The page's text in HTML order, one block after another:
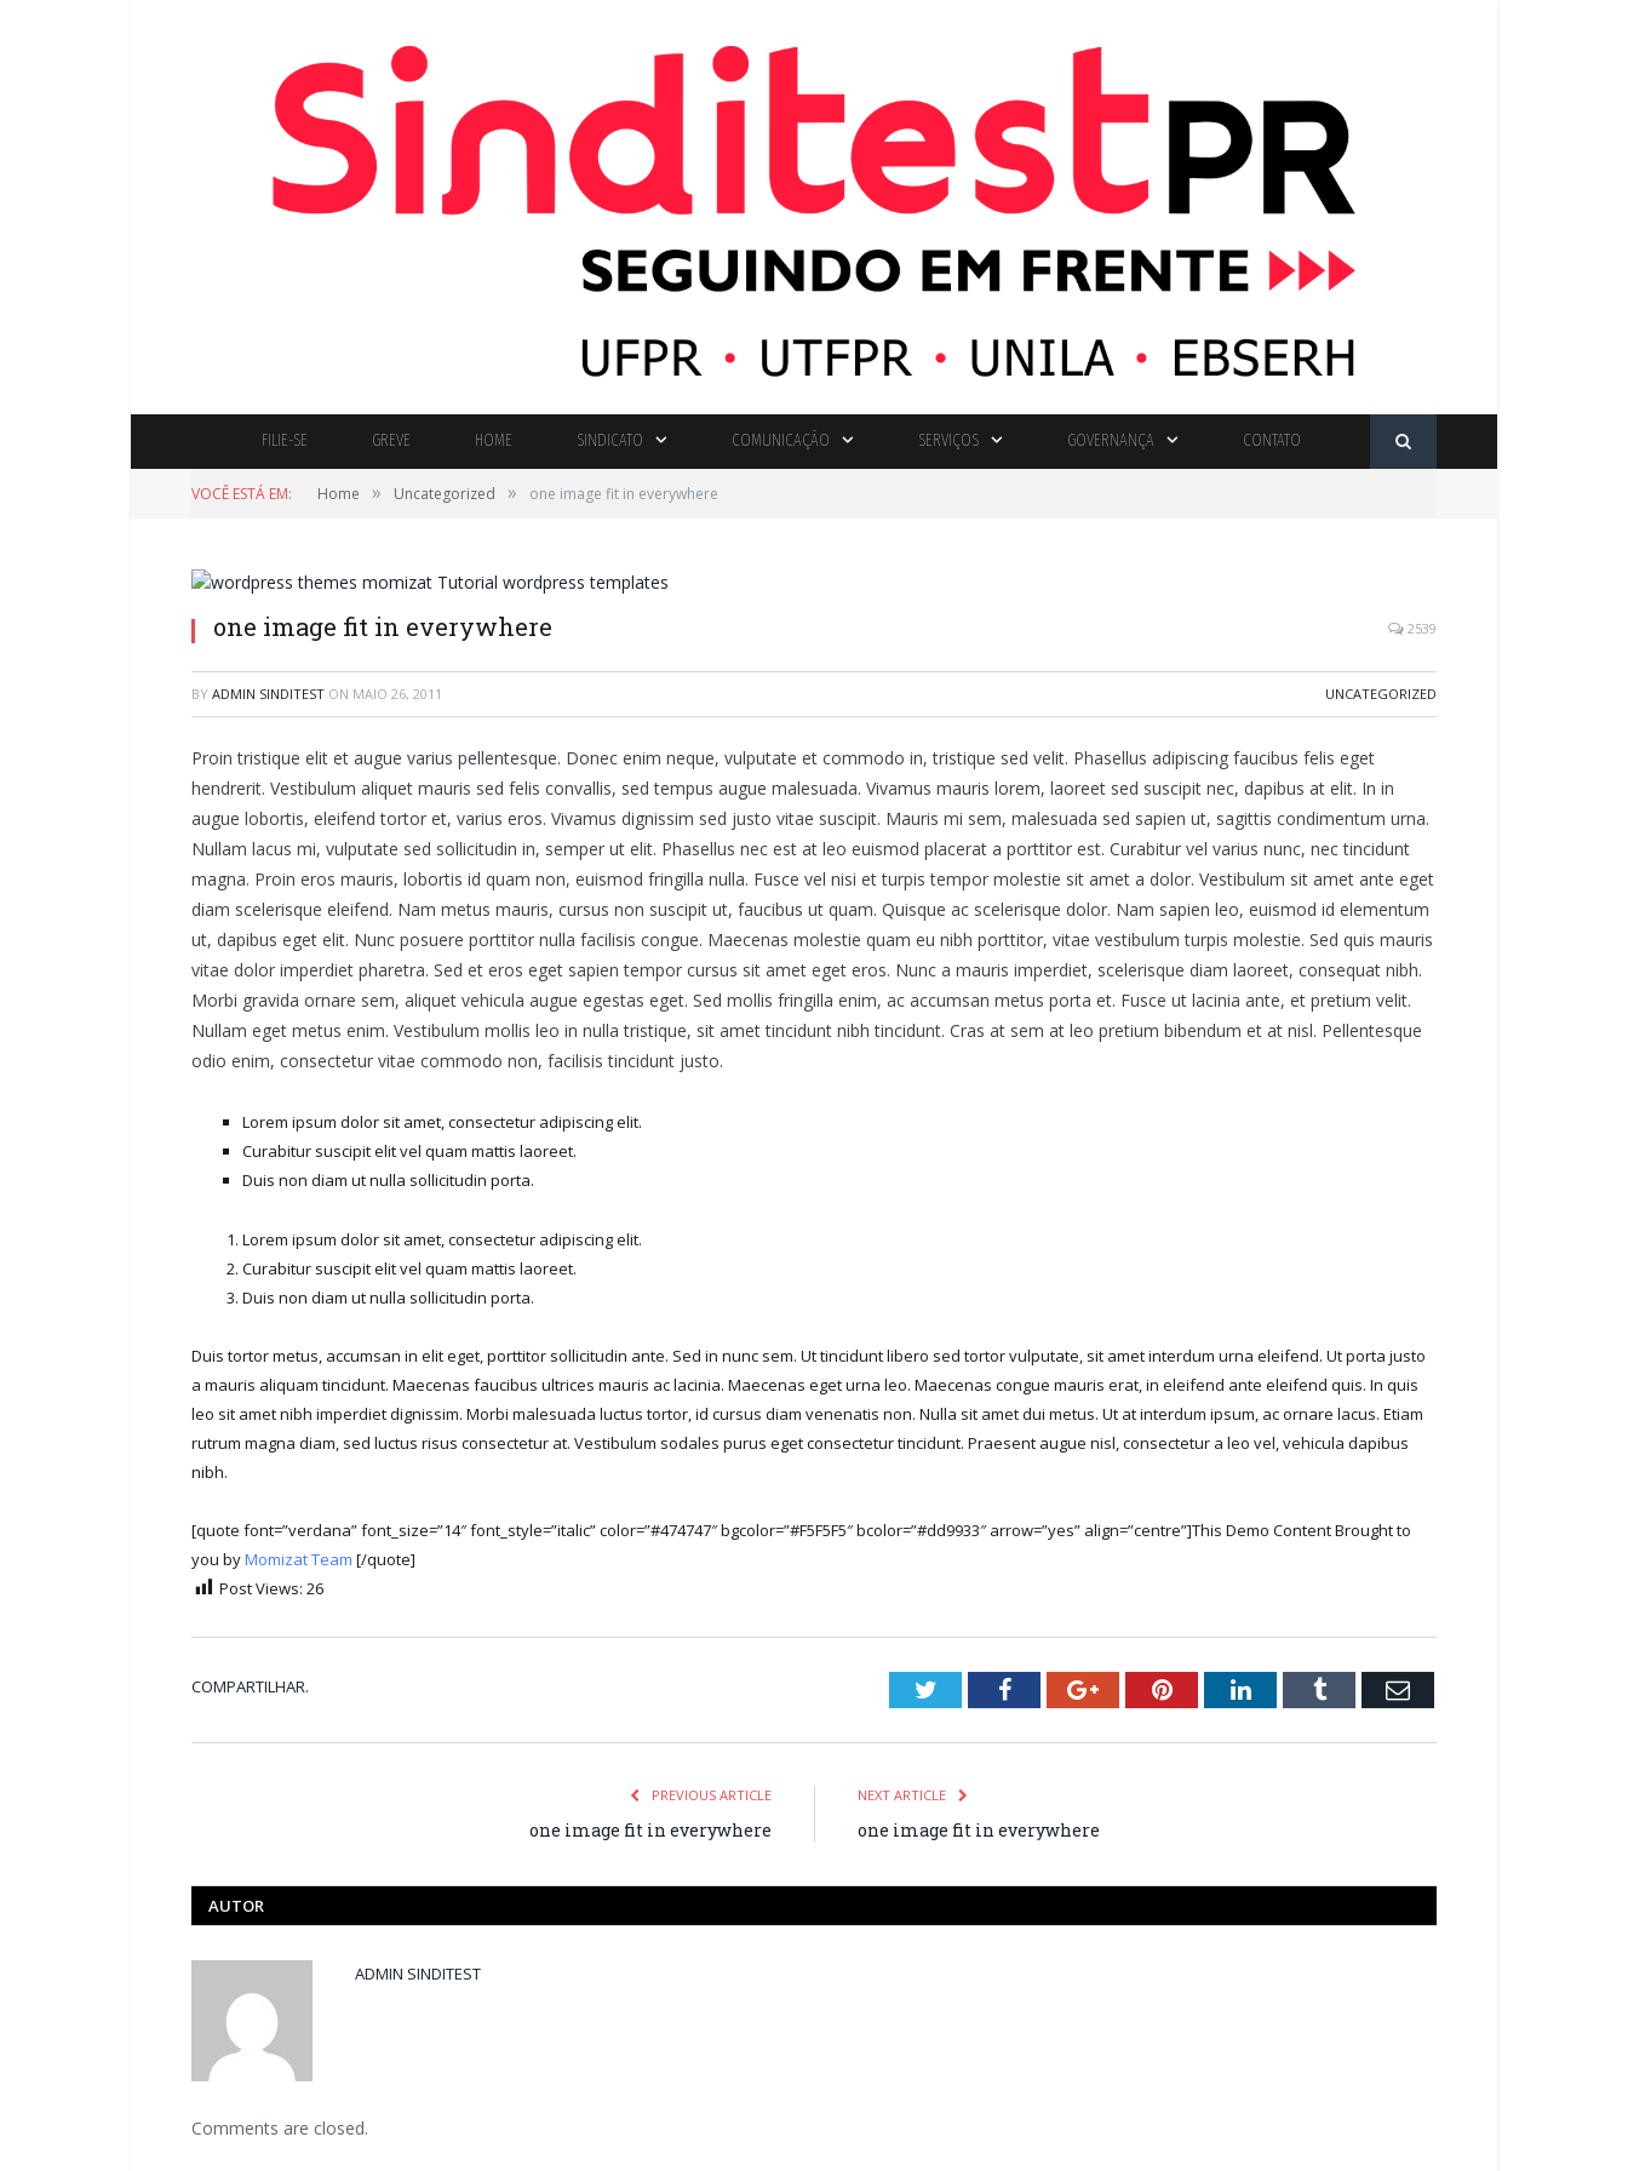
FILIE-SE GREVE HOME SINDICATO COMUNICAÇÃO SERVIÇOS GOVERNANÇA CONTATO
VOCÊ ESTÁ EM: Home » Uncategorized » one image fit in everywhere
one image fit in everywhere 2539
BY ADMIN SINDITEST ON MAIO 26, 2011 UNCATEGORIZED
Proin tristique elit et augue varius pellentesque. Donec enim neque, vulputate et commodo in, tristique sed velit. Phasellus adipiscing faucibus felis eget
hendrerit. Vestibulum aliquet mauris sed felis convallis, sed tempus augue malesuada. Vivamus mauris lorem, laoreet sed suscipit nec, dapibus at elit. In in
augue lobortis, eleifend tortor et, varius eros. Vivamus dignissim sed justo vitae suscipit. Mauris mi sem, malesuada sed sapien ut, sagittis condimentum urna.
Nullam lacus mi, vulputate sed sollicitudin in, semper ut elit. Phasellus nec est at leo euismod placerat a porttitor est. Curabitur vel varius nunc, nec tincidunt
magna. Proin eros mauris, lobortis id quam non, euismod fringilla nulla. Fusce vel nisi et turpis tempor molestie sit amet a dolor. Vestibulum sit amet ante eget
diam scelerisque eleifend. Nam metus mauris, cursus non suscipit ut, faucibus ut quam. Quisque ac scelerisque dolor. Nam sapien leo, euismod id elementum
ut, dapibus eget elit. Nunc posuere porttitor nulla facilisis congue. Maecenas molestie quam eu nibh porttitor, vitae vestibulum turpis molestie. Sed quis mauris
vitae dolor imperdiet pharetra. Sed et eros eget sapien tempor cursus sit amet eget eros. Nunc a mauris imperdiet, scelerisque diam laoreet, consequat nibh.
Morbi gravida ornare sem, aliquet vehicula augue egestas eget. Sed mollis fringilla enim, ac accumsan metus porta et. Fusce ut lacinia ante, et pretium velit.
Nullam eget metus enim. Vestibulum mollis leo in nulla tristique, sit amet tincidunt nibh tincidunt. Cras at sem at leo pretium bibendum et at nisl. Pellentesque
odio enim, consectetur vitae commodo non, facilisis tincidunt justo.
Lorem ipsum dolor sit amet, consectetur adipiscing elit.
Curabitur suscipit elit vel quam mattis laoreet.
Duis non diam ut nulla sollicitudin porta.
Lorem ipsum dolor sit amet, consectetur adipiscing elit.
Curabitur suscipit elit vel quam mattis laoreet.
Duis non diam ut nulla sollicitudin porta.
Duis tortor metus, accumsan in elit eget, porttitor sollicitudin ante. Sed in nunc sem. Ut tincidunt libero sed tortor vulputate, sit amet interdum urna eleifend. Ut porta justo
a mauris aliquam tincidunt. Maecenas faucibus ultrices mauris ac lacinia. Maecenas eget urna leo. Maecenas congue mauris erat, in eleifend ante eleifend quis. In quis
leo sit amet nibh imperdiet dignissim. Morbi malesuada luctus tortor, id cursus diam venenatis non. Nulla sit amet dui metus. Ut at interdum ipsum, ac ornare lacus. Etiam
rutrum magna diam, sed luctus risus consectetur at. Vestibulum sodales purus eget consectetur tincidunt. Praesent augue nisl, consectetur a leo vel, vehicula dapibus
nibh.
[quote font=”verdana” font_size=”14″ font_style=”italic” color=”#474747″ bgcolor=”#F5F5F5″ bcolor=”#dd9933″ arrow=”yes” align=”centre”]This Demo Content Brought to
you byMomizat Team [/quote]
Post Views: 26
COMPARTILHAR. TwitterFacebookGoogle+PinterestLinkedInTumblr Email
PREVIOUS ARTICLE
one image fit in everywhere
NEXT ARTICLE
one image fit in everywhere
AUTOR
ADMIN SINDITEST
Comments are closed.